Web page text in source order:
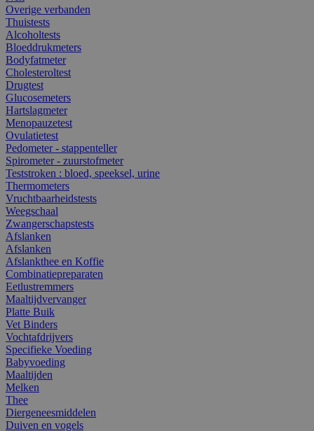
Overige verbanden
Thuistests
Alcoholtests
Bloeddrukmeters
Bodyfatmeter
Cholesteroltest
Drugtest
Glucosemeters
Hartslagmeter
Menopauzetest
Ovulatietest
Pedometer - stappenteller
Spirometer - zuurstofmeter
Teststroken : bloed, speeksel, urine
Thermometers
Vruchtbaarheidstests
Weegschaal
Zwangerschapstests
Afslanken
Afslanken
Afslankthee en Koffie
Combinatiepreparaten
Eetlustremmers
Maaltijdvervanger
Platte Buik
Vet Binders
Vochtafdrijvers
Specifieke Voeding
Babyvoeding
Maaltijden
Melken
Thee
Diergeneesmiddelen
Duiven en vogels